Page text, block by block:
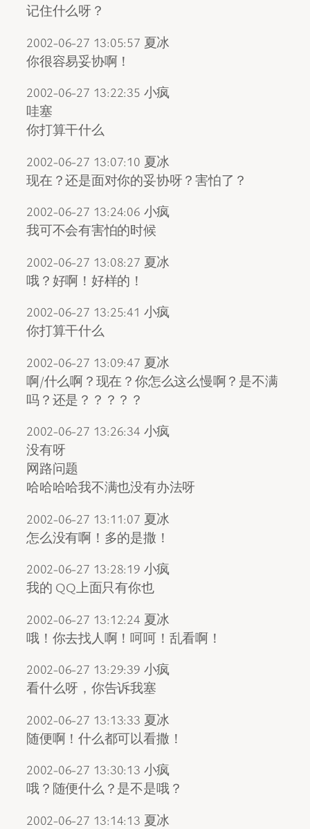
记住什么呀？
2002-06-27 13:05:57 夏冰
你很容易妥协啊！
2002-06-27 13:22:35 小疯
哇塞
你打算干什么
2002-06-27 13:07:10 夏冰
现在？还是面对你的妥协呀？害怕了？
2002-06-27 13:24:06 小疯
我可不会有害怕的时候
2002-06-27 13:08:27 夏冰
哦？好啊！好样的！
2002-06-27 13:25:41 小疯
你打算干什么
2002-06-27 13:09:47 夏冰
啊/什么啊？现在？你怎么这么慢啊？是不满
吗？还是？？？？？
2002-06-27 13:26:34 小疯
没有呀
网路问题
哈哈哈哈我不满也没有办法呀
2002-06-27 13:11:07 夏冰
怎么没有啊！多的是撒！
2002-06-27 13:28:19 小疯
我的 QQ上面只有你也
2002-06-27 13:12:24 夏冰
哦！你去找人啊！呵呵！乱看啊！
2002-06-27 13:29:39 小疯
看什么呀，你告诉我塞
2002-06-27 13:13:33 夏冰
随便啊！什么都可以看撒！
2002-06-27 13:30:13 小疯
哦？随便什么？是不是哦？
2002-06-27 13:14:13 夏冰